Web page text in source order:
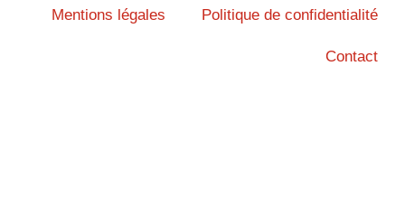
Mentions légales Politique de confidentialité
Contact